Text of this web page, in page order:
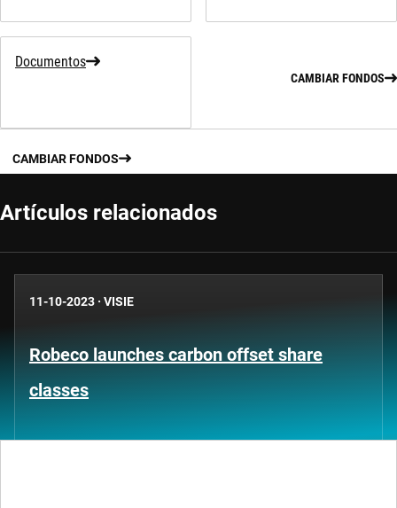
Documentos
CAMBIAR FONDOS
CAMBIAR FONDOS
Artículos relacionados
11-10-2023 · VISIE
Robeco launches carbon offset share
classes